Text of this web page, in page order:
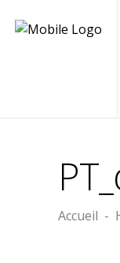
Accueil -